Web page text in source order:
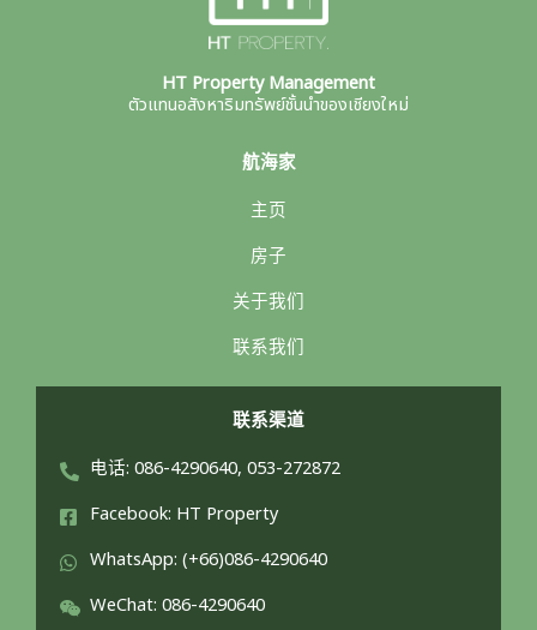
HT Property Management
ตัวแทนอสังหาริมทรัพย์ชั้นนำของเชียงใหม่
航海家
主页
房子
关于我们
联系我们
联系渠道
电话: 086-4290640, 053-272872
Facebook: HT Property
WhatsApp: (+66)086-4290640
WeChat: 086-4290640